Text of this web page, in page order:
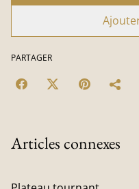
PARTAGER
Articles connexes